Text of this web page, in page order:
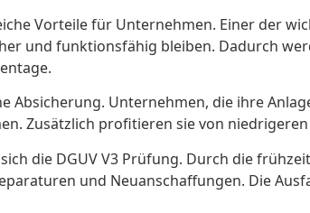
Vorteile für Unternehmen. Einer der
und funktionsfähig bleiben. Dadurch
Absicherung. Unternehmen, die ihre
Zusätzlich profitieren sie von
die DGUV V3 Prüfung. Durch die
und Neuanschaffungen. Die